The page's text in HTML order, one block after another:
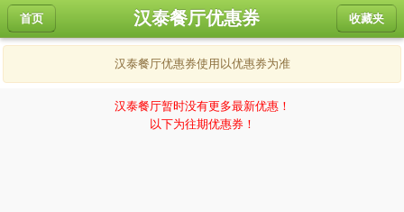
首页 收藏夹
汉泰餐厅优惠券
汉泰餐厅优惠券使用以优惠券为准
汉泰餐厅暂时没有更多最新优惠！
以下为往期优惠券！